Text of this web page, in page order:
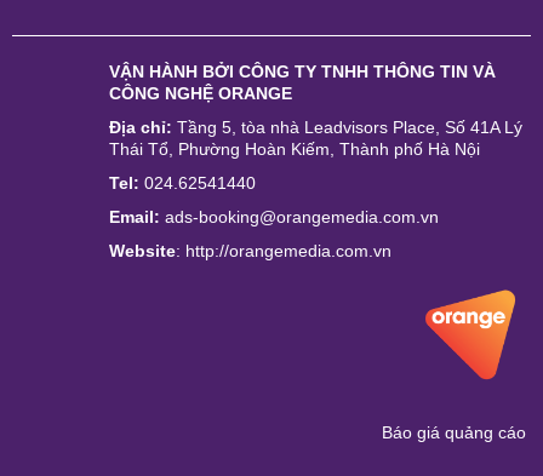
VẬN HÀNH BỞI CÔNG TY TNHH THÔNG TIN VÀ
CÔNG NGHỆ ORANGE
Địa chỉ: Tầng 5, tòa nhà Leadvisors Place, Số 41A Lý
Thái Tổ, Phường Hoàn Kiếm, Thành phố Hà Nội
Tel: 024.62541440
Email: ads-booking@orangemedia.com.vn
Website: http://orangemedia.com.vn
Báo giá quảng cáo